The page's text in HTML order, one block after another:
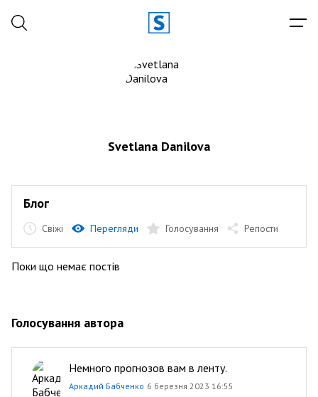
Svetlana Danilova
Блог
Свіжі Перегляди Голосування Репости
Поки що немає постів
Голосування автора
Немного прогнозов вам в ленту.
Аркадий Бабченко 6 березня 2023 16:55